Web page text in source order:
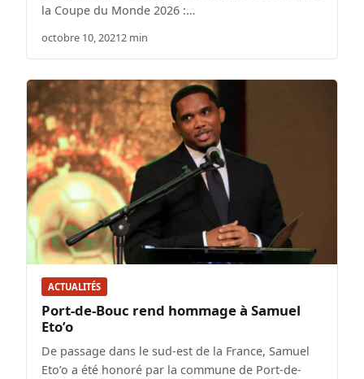
la Coupe du Monde 2026 :…
octobre 10, 20212 min
ACTUALITÉS
Port-de-Bouc rend hommage à Samuel
Eto’o
De passage dans le sud-est de la France, Samuel
Eto’o a été honoré par la commune de Port-de-